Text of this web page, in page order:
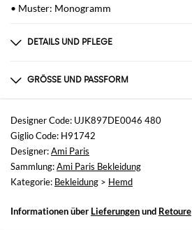
• Muster: Monogramm
DETAILS UND PFLEGE
nicht verfügbar
GRÖSSE UND PASSFORM
Größen
nicht verfügbar
Größe und Passform
Relaxed-Fit
Designer Code: UJK897DE0046 480
Giglio Code: H91742
Designer:Ami Paris
Sammlung:Ami Paris Bekleidung
Kategorie: Bekleidung > Hemd
Informationen über Lieferungenund Retoure